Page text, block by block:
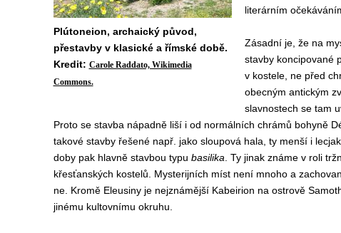
Plútoneion, archaický původ,
přestavby v klasické a římské době.
Kredit: Carole Raddato, Wikimedia
Commons.
literárním
Zásadní je, že na
stavby koncipované
v kostele, ne před
obecným antickým
slavnostech se tam
Proto se stavba nápadně liší i od normálních chrámů bohyně
takové stavby řešené např. jako sloupová hala, ty menší i
doby pak hlavně stavbou typu basilika . Ty jinak známe v roli
křesťanských kostelů. Mysterijních míst není mnoho a
ne. Kromě Eleusiny je nejznámější Kabeirion na ostrově
jinému kultovnímu okruhu.